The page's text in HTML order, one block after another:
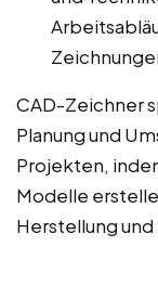
CAD-Zeichner
Planung und
Projekten,
Modelle
Herstellung